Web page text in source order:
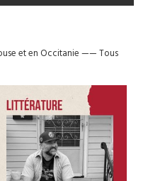
et en Occitanie——Tous